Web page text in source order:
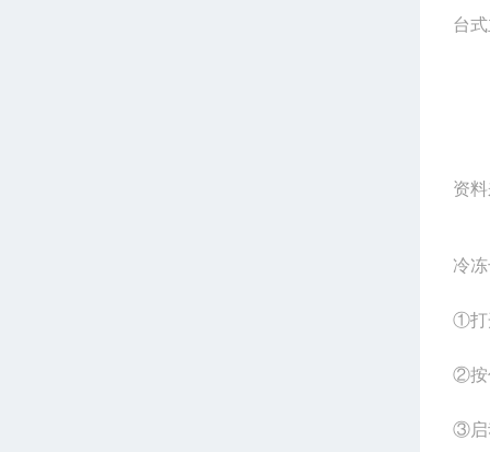
台
资
冷
①打
②按
③启